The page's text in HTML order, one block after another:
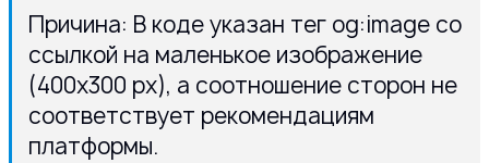
Причина: В коде указан тег og:image со
ссылкой на маленькое изображение
(400x300 px), а соотношение сторон не
соответствует рекомендациям
платформы.